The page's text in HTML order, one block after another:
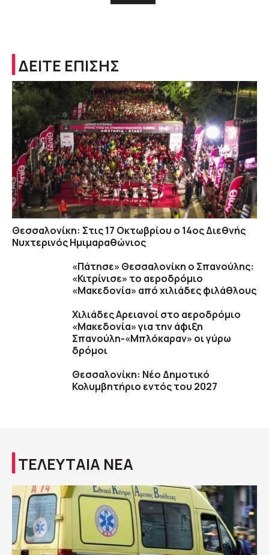
ΔΕΙΤΕ ΕΠΙΣΗΣ
Θεσσαλονίκη: Στις 17 Οκτωβρίου ο 14ος Διεθνής
Νυχτερινός Ημιμαραθώνιος
«Πάτησε» Θεσσαλονίκη ο Σπανούλης:
«Κιτρίνισε» το αεροδρόμιο
«Μακεδονία» από χιλιάδες φιλάθλους
Χιλιάδες Αρειανοί στο αεροδρόμιο
«Μακεδονία» για την άφιξη
Σπανούλη-«Μπλόκαραν» οι γύρω
δρόμοι
Θεσσαλονίκη: Νέο Δημοτικό
Κολυμβητήριο εντός του 2027
ΤΕΛΕΥΤΑΙΑ ΝΕΑ